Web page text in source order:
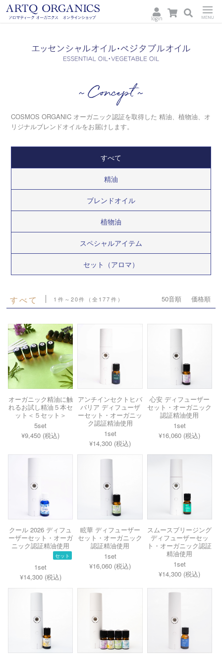
ORGANICS
login
COSMOS ORGANIC オーガニック認証を取得した 精油、植物油、オ
リジナルブレンドオイルをお届けします。
すべて
精油
ブレンドオイル
植物油
スペシャルアイテム
セット（アロマ）
すべて 1件～20件（全177件） 価格順
50音順
オーガニック精油に触
れるお試し精油５本セ
ット＜５セット＞
5set
¥9,450 (税込)
アンチインセクトヒバ
バリア ディフューザ
ーセット・オーガニッ
ク認証精油使用
1set
¥14,300 (税込)
心安 ディフューザー
セット・オーガニック
認証精油使用
1set
¥16,060 (税込)
クール 2026 ディフュ
ーザーセット・オーガ
ニック認証精油使用
セット
1set
¥14,300 (税込)
眩華 ディフューザー
セット・オーガニック
認証精油使用
1set
¥16,060 (税込)
スムースブリージング
ディフューザーセッ
ト・オーガニック認証
精油使用
1set
¥14,300 (税込)